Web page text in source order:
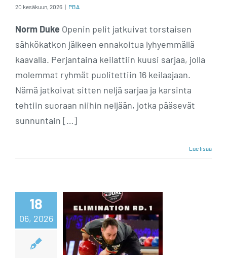
20 kesäkuun, 2026 | PBA
Norm Duke Openin pelit jatkuivat torstaisen
sähkökatkon jälkeen ennakoitua lyhyemmällä
kaavalla. Perjantaina keilattiin kuusi sarjaa, jolla
molemmat ryhmät puolitettiin 16 keilaajaan.
Nämä jatkoivat sitten neljä sarjaa ja karsinta
tehtiin suoraan niihin neljään, jotka pääsevät
sunnuntain […]
Lue lisää
18
06, 2026
Norm Duke
Open
keskeytetty